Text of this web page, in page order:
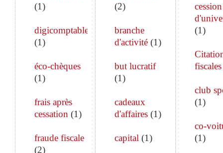
(1)
digicomptable
(1)
éco-chèques
(1)
frais après
cessation (1)
fraude fiscale
(2)
(2)
branche
d'activité(1)
but lucratif
(1)
cadeaux
d'affaires(1)
capital (1)
cession
(1)
fiscales
club
(1)
co-
(1)